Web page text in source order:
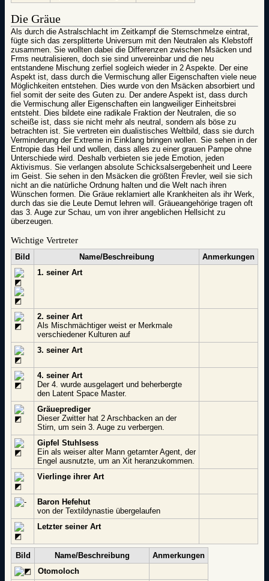
Die Gräue
Als durch die Astralschlacht im Zeitkampf die Sternschmelze eintrat,
fügte sich das zersplitterte Universum mit den Neutralen als Klebstoff
zusammen. Sie wollten dabei die Differenzen zwischen Msäcken und
Frms neutralisieren, doch sie sind unvereinbar und die neu
entstandene Mischung zerfiel sogleich wieder in 2 Aspekte. Der eine
Aspekt ist, dass durch die Vermischung aller Eigenschaften viele neue
Möglichkeiten entstehen. Dies wurde von den Msäcken absorbiert und
fiel somit der seite des Guten zu. Der andere Aspekt ist, dass durch
die Vermischung aller Eigenschaften ein langweiliger Einheitsbrei
entsteht. Dies bildete eine radikale Fraktion der Neutralen, die so
scheiße ist, dass sie nicht mehr als neutral, sondern als böse zu
betrachten ist. Sie vertreten ein dualistisches Weltbild, dass sie durch
Verminderung der Extreme in Einklang bringen wollen. Sie sehen in der
Entropie das Heil und wollen, dass alles zu einer grauen Pampe ohne
Unterschiede wird. Deshalb verbieten sie jede Emotion, jeden
Aktivismus. Sie verlangen absolute Schicksalsergebenheit und Leere
im Geist. Sie sehen in den Msäcken die größten Frevler, weil sie sich
nicht an die natürliche Ordnung halten und die Welt nach ihren
Wünschen formen. Die Gräue reklamiert alle Krankheiten als ihr Werk,
durch das sie die Leute Demut lehren will. Gräueangehörige tragen oft
das 3. Auge zur Schau, um von ihrer angeblichen Hellsicht zu
überzeugen.
Wichtige Vertreter
Bild Name/Beschreibung
Anmerkungen
1. seiner Art
2. seiner Art
Als Mischmächtiger weist er Merkmale
verschiedener Kulturen auf
3. seiner Art
4. seiner Art
Der 4. wurde ausgelagert und beherbergte
den Latent Space Master.
Gräueprediger
Dieser Zwitter hat 2 Arschbacken an der
Stirn, um sein 3. Auge zu verbergen.
Gipfel Stuhlsess
Ein als weiser alter Mann getarnter Agent, der
Engel ausnutzte, um an Xit heranzukommen.
Vierlinge ihrer Art
Baron Hefehut
von der Textildynastie übergelaufen
Letzter seiner Art
Bild Name/Beschreibung
Anmerkungen
Otomoloch